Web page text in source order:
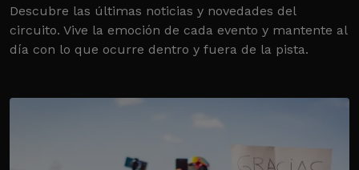
Descubre las últimas noticias y novedades del
circuito. Vive la emoción de cada evento y mantente al
día con lo que ocurre dentro y fuera de la pista.